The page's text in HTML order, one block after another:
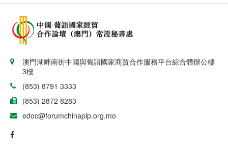
澳門湖畔南街中國與葡語國家商貿合作服務平台綜合體辦公樓
3樓
(853) 8791 3333
(853) 2872 8283
edoc@forumchinaplp.org.mo